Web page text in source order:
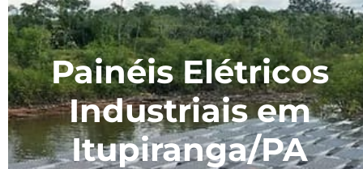
Painéis Elétricos
Industriais em
Itupiranga/PA